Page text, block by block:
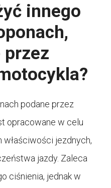
innego
przez
podane przez
opracowane w celu
jezdnych,
jazdy. Zaleca
ciśnienia, jednak w